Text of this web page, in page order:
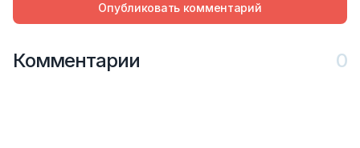
Опубликовать комментарий
Комментарии 0